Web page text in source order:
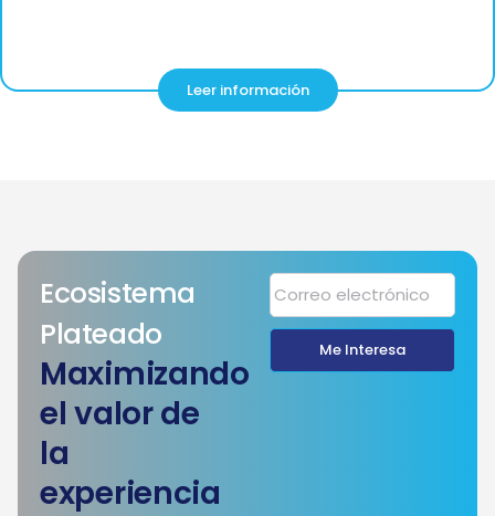
Leer información
Ecosistema
Plateado
Maximizando
el valor de
la
experiencia
Me Interesa